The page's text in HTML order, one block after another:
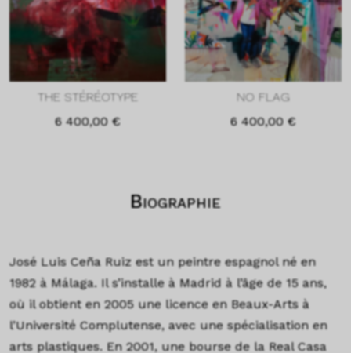
THE STÉRÉOTYPE
6 400,00 €
NO FLAG
6 400,00 €
Biographie
José Luis Ceña Ruiz est un peintre espagnol né en
1982 à Málaga. Il s’installe à Madrid à l’âge de 15 ans,
où il obtient en 2005 une licence en Beaux-Arts à
l’Université Complutense, avec une spécialisation en
arts plastiques. En 2001, une bourse de la Real Casa